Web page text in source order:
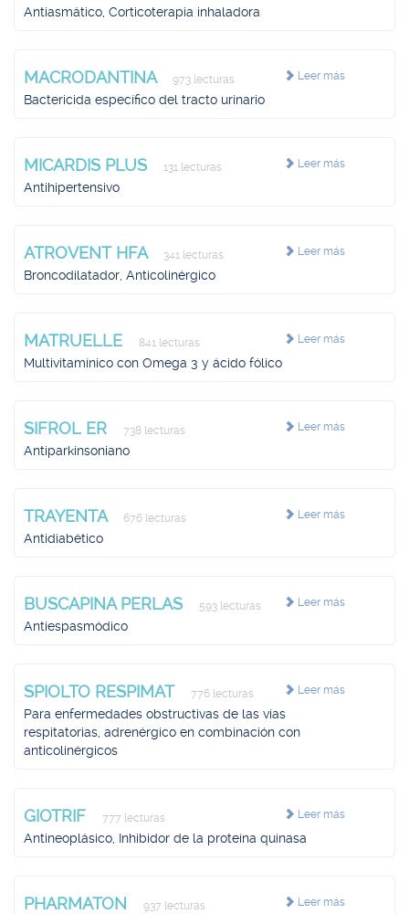
Antiasmático, Corticoterapia inhaladora
Leer más
MACRODANTINA 973 lecturas
Bactericida específico del tracto urinario
Leer más
MICARDIS PLUS 131 lecturas
Antihipertensivo
Leer más
ATROVENT HFA 341 lecturas
Broncodilatador, Anticolinérgico
Leer más
MATRUELLE 841 lecturas
Multivitamínico con Omega 3 y ácido fólico
Leer más
SIFROL ER 738 lecturas
Antiparkinsoniano
Leer más
TRAYENTA 676 lecturas
Antidiabético
Leer más
BUSCAPINA PERLAS 593 lecturas
Antiespasmódico
Leer más
SPIOLTO RESPIMAT 776 lecturas
Para enfermedades obstructivas de las vías
respitatorias, adrenérgico en combinación con
anticolinérgicos
Leer más
GIOTRIF 777 lecturas
Antineoplásico, Inhibidor de la proteína quinasa
Leer más
PHARMATON 937 lecturas